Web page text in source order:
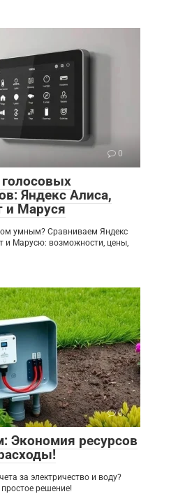
0
Яндекс Алиса,
и Маруся
умным? Сравниваем Яндекс
и Марусю: возможности, цены,
0
Экономия ресурсов
за электричество и воду?
решение!